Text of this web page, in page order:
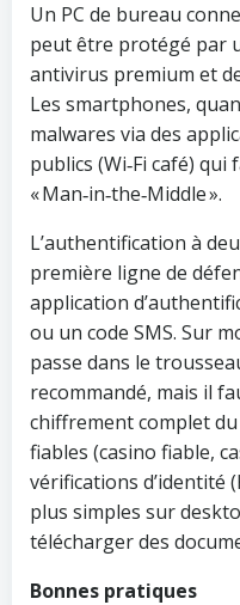
Un PC de bureau
peut être protégé par
antivirus premium et
Les smartphones,
malwares via des
publics (Wi‑Fi café)
« Man‑in‑the‑Middle ».
L’authentification à
première ligne de
application
ou un code SMS. Sur
passe dans le
recommandé, mais il
chiffrement complet
fiables (casino fiable,
vérifications d’identité
plus simples sur
télécharger des
Bonnes pratiques